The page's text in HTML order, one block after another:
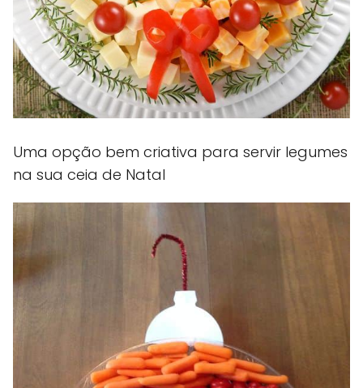
Uma opção bem criativa para servir legumes
na sua ceia de Natal